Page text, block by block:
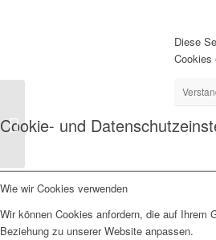
Audio-
Diese
Cookies
Cookie- und
Wie wir Cookies verwenden
Wir können Cookies anfordern, die auf Ihrem
Beziehung zu unserer Website anpassen.